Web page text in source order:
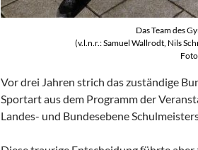
Das Team des
(v.l.n.r.: Samuel Wallrodt, Nils
Vor drei Jahren strich das zuständige
Sportart aus dem Programm der
Landes- und Bundesebene